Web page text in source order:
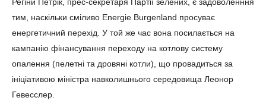
Регіни Петрік, прес-секретаря Партії зелених, є задоволенння
тим, наскільки сміливо Energie Burgenland просуває
енергетичний перехід. У той же час вона посилається на
кампанію фінансування переходу на котлову систему
опалення (пелетні та дровяні котли), що провадиться за
ініціативою міністра навколишнього середовища Леонор
Гевесслер.